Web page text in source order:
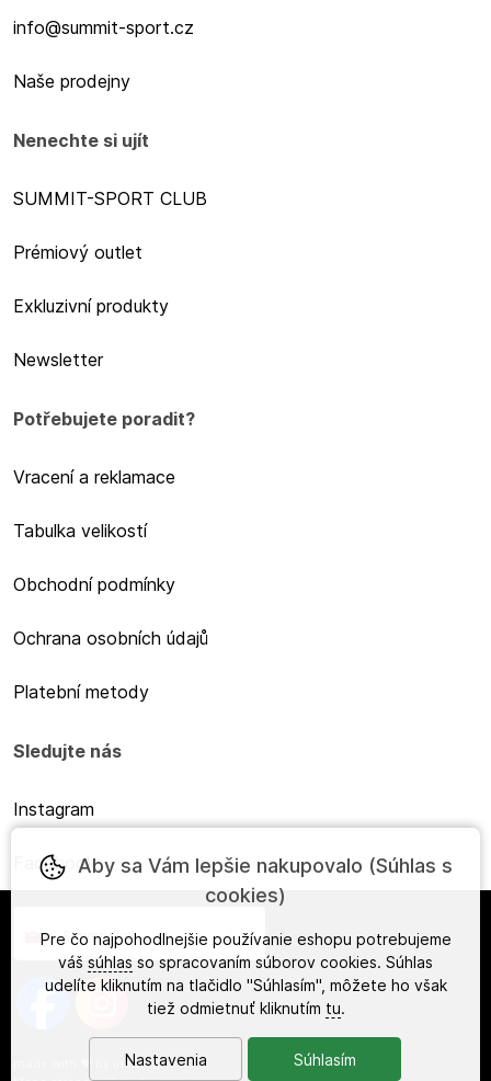
info@summit-sport.cz
Naše prodejny
Nenechte si ujít
SUMMIT-SPORT CLUB
Prémiový outlet
Exkluzivní produkty
Newsletter
Potřebujete poradit?
Vracení a reklamace
Tabulka velikostí
Obchodní podmínky
Ochrana osobních údajů
Platební metody
Sledujte nás
Instagram
Facebook
Slovensky
ineShop
Aby sa Vám lepšie nakupovalo (Súhlas s
cookies)
Pre čo najpohodlnejšie používanie eshopu potrebujeme
váš súhlas so spracovaním súborov cookies. Súhlas
udelíte kliknutím na tlačidlo "Súhlasím", môžete ho však
tiež odmietnuť kliknutím tu.
Nastavenia Súhlasím